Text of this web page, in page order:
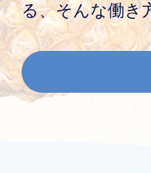
る、そんな働き